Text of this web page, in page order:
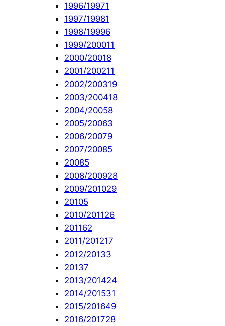
1996/19971
1997/19981
1998/19996
1999/200011
2000/20018
2001/200211
2002/200319
2003/200418
2004/20058
2005/20063
2006/20079
2007/20085
20085
2008/200928
2009/201029
20105
2010/201126
201162
2011/201217
2012/20133
20137
2013/201424
2014/201531
2015/201649
2016/201728